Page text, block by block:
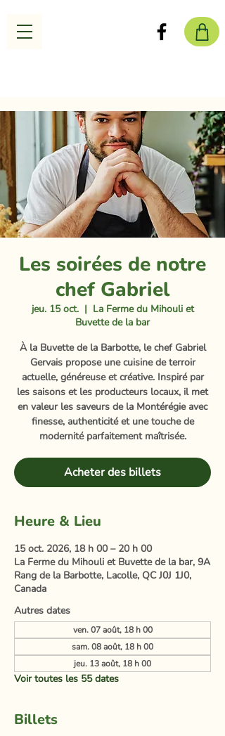
Les soirées de notre
chef Gabriel
jeu. 15 oct.
  |
La Ferme du Mihouli et
Buvette de la bar
À la Buvette de la Barbotte, le chef Gabriel
Gervais propose une cuisine de terroir
actuelle, généreuse et créative. Inspiré par
les saisons et les producteurs locaux, il met
en valeur les saveurs de la Montérégie avec
finesse, authenticité et une touche de
modernité parfaitement maîtrisée.
Acheter des billets
Heure & Lieu
15 oct. 2026, 18 h 00 – 20 h 00
La Ferme du Mihouli et Buvette de la bar, 9A
Rang de la Barbotte, Lacolle, QC J0J 1J0,
Canada
Autres dates
ven. 07 août, 18 h 00
sam. 08 août, 18 h 00
jeu. 13 août, 18 h 00
Voir toutes les 55 dates
Billets